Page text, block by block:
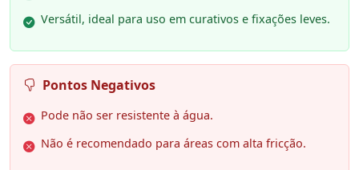
Versátil, ideal para uso em curativos e fixações leves.
Pontos Negativos
Pode não ser resistente à água.
Não é recomendado para áreas com alta fricção.